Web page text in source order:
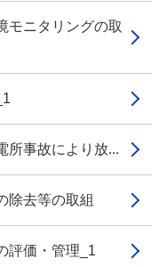
ニタリングの取
事故により放...
去等の取組
評価・管理_1